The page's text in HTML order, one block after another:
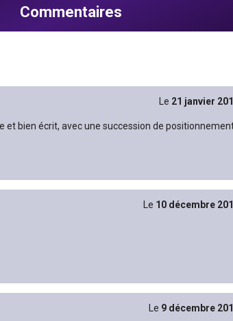
Commentaires
Le 21 janvier
et bien écrit, avec une succession de
Le 10 décembre
Le 9 décembre